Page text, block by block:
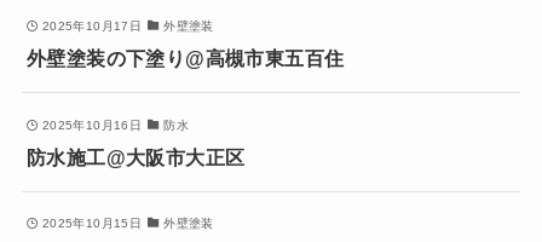
2025年10月17日 外壁塗装
外壁塗装の下塗り@高槻市東五百住
2025年10月16日 防水
防水施工@大阪市大正区
2025年10月15日 外壁塗装